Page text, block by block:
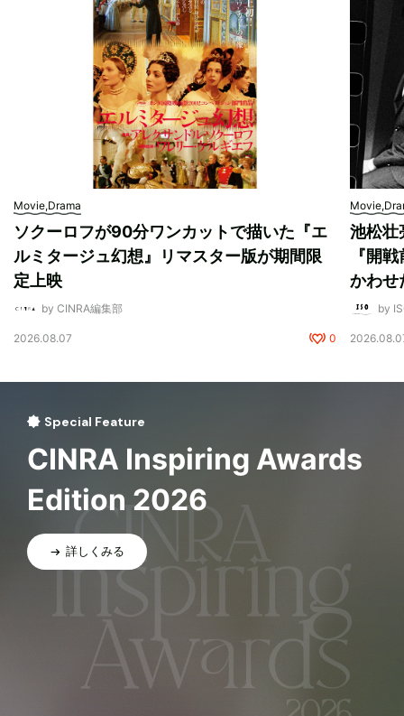
Movie,Drama
ソクーロフが90分ワンカットで描いた『エ
ルミタージュ幻想』リマスター版が期間限
定上映
by CINRA編集部
2026.08.07 0
池松壮
『開
かわせ
by
Special Feature
CINRA Inspiring Awards
Edition 2026
詳しくみる